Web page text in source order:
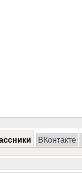
ВКонтакте